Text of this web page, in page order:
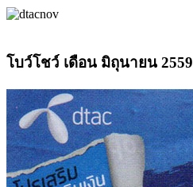
โบว์โชว์ เดือน มิถุนายน 2559